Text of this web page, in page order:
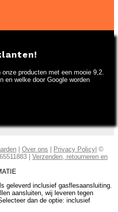
producten met een mooie 9,2.
en welke door Google worden
Over ons Privacy Policy | ©
| Verzenden, retourneren en
geleverd inclusief gasflesaansluiting.
aansluiten, wij leveren tegen
dan de optie: inclusief